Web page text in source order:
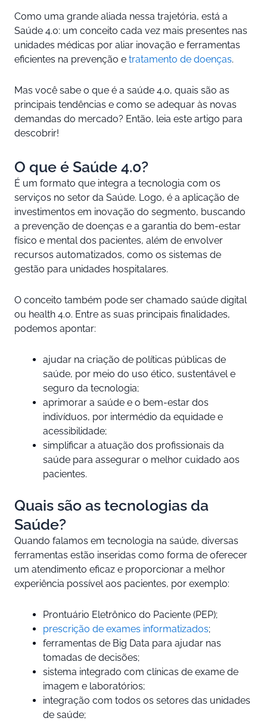
Como uma grande aliada nessa trajetória, está a
Saúde 4.0: um conceito cada vez mais presentes nas
unidades médicas por aliar inovação e ferramentas
eficientes na prevenção e tratamento de doenças.
Mas você sabe o que é a saúde 4.0, quais são as
principais tendências e como se adequar às novas
demandas do mercado? Então, leia este artigo para
descobrir!
O que é Saúde 4.0?
É um formato que integra a tecnologia com os
serviços no setor da Saúde. Logo, é a aplicação de
investimentos em inovação do segmento, buscando
a prevenção de doenças e a garantia do bem-estar
físico e mental dos pacientes, além de envolver
recursos automatizados, como os sistemas de
gestão para unidades hospitalares.
O conceito também pode ser chamado saúde digital
ou health 4.0. Entre as suas principais finalidades,
podemos apontar:
ajudar na criação de políticas públicas de
saúde, por meio do uso ético, sustentável e
seguro da tecnologia;
aprimorar a saúde e o bem-estar dos
indivíduos, por intermédio da equidade e
acessibilidade;
simplificar a atuação dos profissionais da
saúde para assegurar o melhor cuidado aos
pacientes.
Quais são as tecnologias da
Saúde?
Quando falamos em tecnologia na saúde, diversas
ferramentas estão inseridas como forma de oferecer
um atendimento eficaz e proporcionar a melhor
experiência possível aos pacientes, por exemplo:
Prontuário Eletrônico do Paciente (PEP);
prescrição de exames informatizados;
ferramentas de Big Data para ajudar nas
tomadas de decisões;
sistema integrado com clínicas de exame de
imagem e laboratórios;
integração com todos os setores das unidades
de saúde;